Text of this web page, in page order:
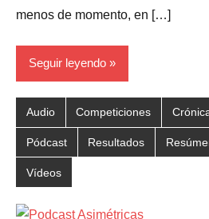
menos de momento, en […]
Seguir leyendo
Audio Competiciones
Pódcast Resultados
Vídeos